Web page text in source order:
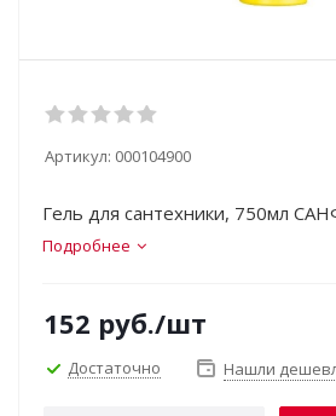
Артикул: 000104900
Гель для сантехники, 750мл
Подробнее
152 руб./шт
Достаточно Нашли